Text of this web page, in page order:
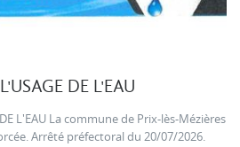
DE L'EAU
DE L'EAU La commune de Prix-lès-Mézières
Arrêté préfectoral du 20/07/2026.